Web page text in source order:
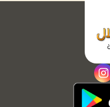
instagram